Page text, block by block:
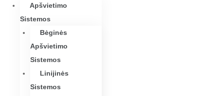
Apšvietimo
Sistemos
Bėginės
Apšvietimo
Sistemos
Linijinės
Sistemos